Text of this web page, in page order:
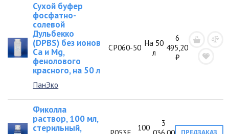
Сухой буфер
фосфатно-
солевой
Дульбекко
(DPBS) без ионов
Ca и Mg,
фенолового
красного, на 50 л
ПанЭко
СР060-50 На 50
л
6
495,20
₽
Фиколла
раствор, 100 мл,
стерильный,
100
3
ПРЕДЗАКАЗ